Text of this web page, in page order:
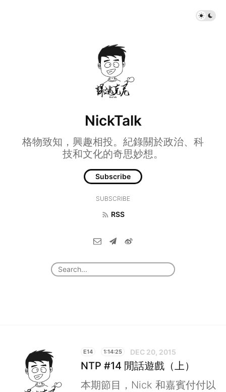
NickTalk
格物致知，興趣相投。紀錄關於政治、科
技和文化的奇思妙想。
Subscribe
SUBSCRIBE
RSS
E14 1:14:25 DEC 20, 2015
NTP #14 閒話遊戲（上）
本期節目，Nick 和嘉賓付付以